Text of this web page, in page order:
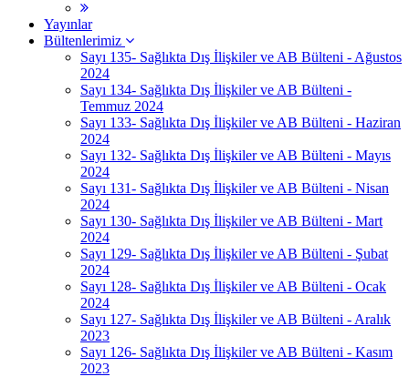
Yayınlar
Bültenlerimiz
Sayı 135- Sağlıkta Dış İlişkiler ve AB Bülteni - Ağustos
2024
Sayı 134- Sağlıkta Dış İlişkiler ve AB Bülteni -
Temmuz 2024
Sayı 133- Sağlıkta Dış İlişkiler ve AB Bülteni - Haziran
2024
Sayı 132- Sağlıkta Dış İlişkiler ve AB Bülteni - Mayıs
2024
Sayı 131- Sağlıkta Dış İlişkiler ve AB Bülteni - Nisan
2024
Sayı 130- Sağlıkta Dış İlişkiler ve AB Bülteni - Mart
2024
Sayı 129- Sağlıkta Dış İlişkiler ve AB Bülteni - Şubat
2024
Sayı 128- Sağlıkta Dış İlişkiler ve AB Bülteni - Ocak
2024
Sayı 127- Sağlıkta Dış İlişkiler ve AB Bülteni - Aralık
2023
Sayı 126- Sağlıkta Dış İlişkiler ve AB Bülteni - Kasım
2023